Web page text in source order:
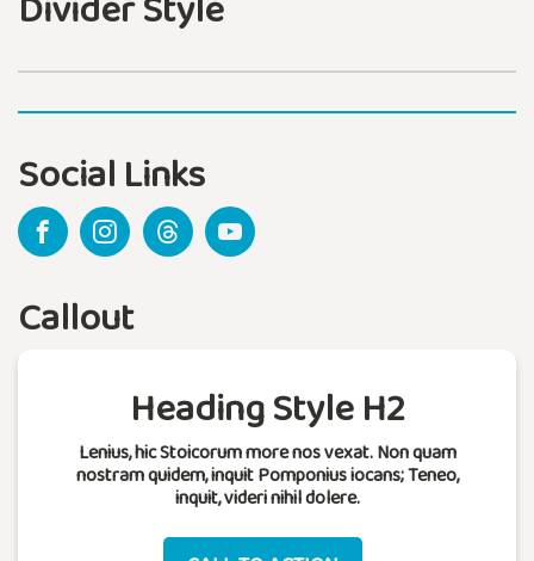
Social Links
Callout
Heading Style H2
Lenius, hic Stoicorum more nos vexat. Non quam
nostram quidem, inquit Pomponius iocans; Teneo,
inquit, videri nihil dolere.